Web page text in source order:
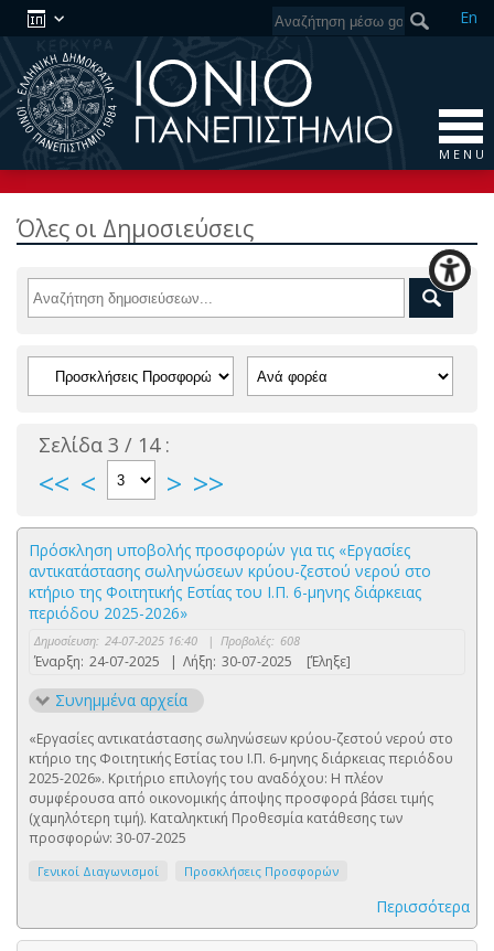
En
M E N U
Όλες οι Δημοσιεύσεις
Σελίδα 3 / 14 :
<< < > >>
Πρόσκληση υποβολής προσφορών για τις «Εργασίες
αντικατάστασης σωληνώσεων κρύου-ζεστού νερού στο
κτήριο της Φοιτητικής Εστίας του Ι.Π. 6-μηνης διάρκειας
περιόδου 2025-2026»
Δημοσίευση: 24-07-2025 16:40 | Προβολές: 608
Έναρξη: 24-07-2025 | Λήξη: 30-07-2025 [Έληξε]
Συνημμένα αρχεία
«Εργασίες αντικατάστασης σωληνώσεων κρύου-ζεστού νερού στο
κτήριο της Φοιτητικής Εστίας του Ι.Π. 6-μηνης διάρκειας περιόδου
2025-2026». Κριτήριο επιλογής του αναδόχου: Η πλέον
συμφέρουσα από οικονομικής άποψης προσφορά βάσει τιμής
(χαμηλότερη τιμή). Καταληκτική Προθεσμία κατάθεσης των
προσφορών: 30-07-2025
Γενικοί Διαγωνισμοί Προσκλήσεις Προσφορών
Περισσότερα